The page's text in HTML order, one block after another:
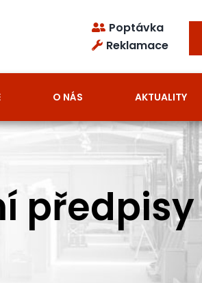
Poptávka
Reklamace
O NÁS AKTUALITY
předpisy